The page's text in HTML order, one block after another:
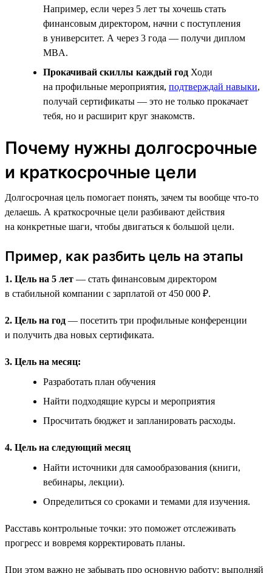
Например, если через 5 лет ты хочешь стать
финансовым директором, начни с поступления
в университет. А через 3 года — получи диплом
MBA.
Прокачивай скиллы каждый год Ходи
на профильные мероприятия, подтверждай навыки,
получай сертификаты — это не только прокачает
тебя, но и расширит круг знакомств.
Почему нужны долгосрочные
и краткосрочные цели
Долгосрочная цель помогает понять, зачем ты вообще что-то
делаешь. А краткосрочные цели разбивают действия
на конкретные шаги, чтобы двигаться к большой цели.
Пример, как разбить цель на этапы
1. Цель на 5 лет — стать финансовым директором
в стабильной компании с зарплатой от 450 000 ₽.
2. Цель на год — посетить три профильные конференции
и получить два новых сертификата.
3. Цель на месяц:
Разработать план обучения
Найти подходящие курсы и мероприятия
Просчитать бюджет и запланировать расходы.
4. Цель на следующий месяц
Найти источники для самообразования (книги,
вебинары, лекции).
Определиться со сроками и темами для изучения.
Расставь контрольные точки: это поможет отслеживать
прогресс и вовремя корректировать планы.
При этом важно не забывать про основную работу: выполняй